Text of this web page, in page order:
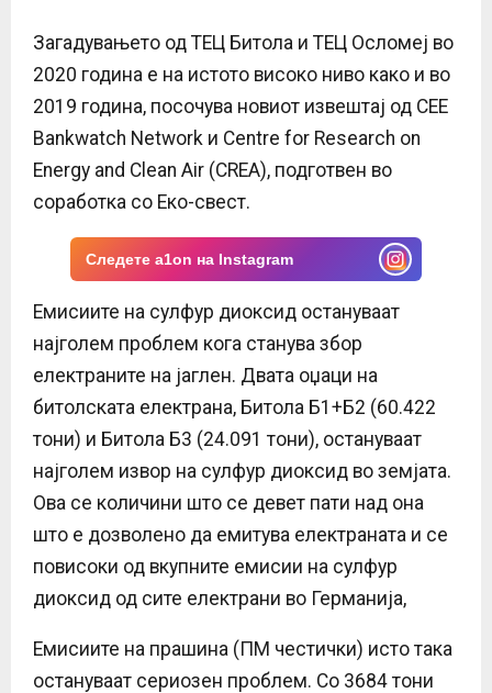
N
U
Загадувањето од ТЕЦ Битола и ТЕЦ Осломеј во
2020 година е на истото високо ниво како и во
2019 година, посочува новиот извештај од CEE
Bankwatch Network и Centre for Research on
Energy and Clean Air (CREA), подготвен во
соработка со Еко-свест.
Следете a1on на Instagram
Емисиите на сулфур диоксид остануваат
најголем проблем кога станува збор
електраните на јаглен. Двата оџаци на
битолската електрана, Битола Б1+Б2 (60.422
тони) и Битола Б3 (24.091 тони), остануваат
најголем извор на сулфур диоксид во земјата.
Ова се количини што се девет пати над она
што е дозволено да емитува електраната и се
повисоки од вкупните емисии на сулфур
диоксид од сите електрани во Германија,
Емисиите на прашина (ПМ честички) исто така
остануваат сериозен проблем. Со 3684 тони